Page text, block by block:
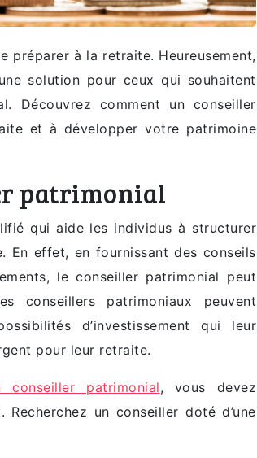
préparer à la retraite. Heureusement,
solution pour ceux qui souhaitent
Découvrez comment un conseiller
et à développer votre patrimoine
patrimonial
qui aide les individus à structurer
En effet, en fournissant des conseils
le conseiller patrimonial peut
conseillers patrimoniaux peuvent
d’investissement qui leur
pour leur retraite.
conseiller patrimonial, vous devez
un conseiller doté d’une